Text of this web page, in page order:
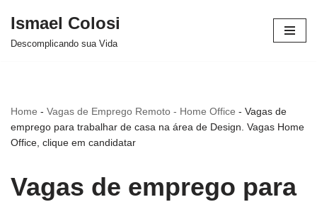
Avançar
Ismael Colosi
Descomplicando sua Vida
Home - Vagas de Emprego Remoto - Home Office - Vagas de
emprego para trabalhar de casa na área de Design. Vagas Home
Office, clique em candidatar
Vagas de emprego para